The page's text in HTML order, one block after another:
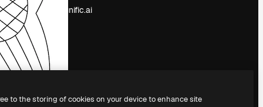
Cerchi magnific.ai
to the storing of cookies on your device to enhance site